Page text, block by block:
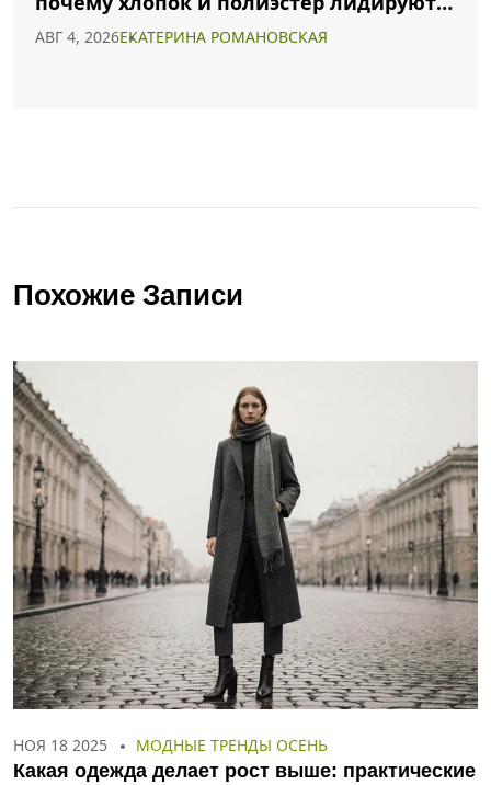
АВГ 4, 2026ЕКАТЕРИНА РОМАНОВСКАЯ
Похожие Записи
НОЯ 18 2025 МОДНЫЕ ТРЕНДЫ ОСЕНЬ
Какая одежда делает рост выше: практические